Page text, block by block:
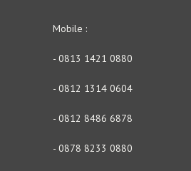
Mobile :
- 0813 1421 0880
- 0812 1314 0604
- 0812 8486 6878
- 0878 8233 0880